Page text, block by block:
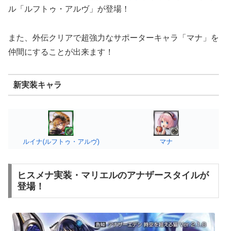
ル「ルフトゥ・アルヴ」が登場！
また、外伝クリアで超強力なサポーターキャラ「マナ」を
仲間にすることが出来ます！
新実装キャラ
ルイナ(ルフトゥ・アルヴ) マナ
ヒスメナ実装・マリエルのアナザースタイルが
登場！